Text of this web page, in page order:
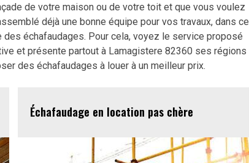
de votre maison ou de votre toit et que vous voulez
déjà une bonne équipe pour vos travaux, dans ce
échafaudages. Pour cela, voyez le service proposé
et présente partout à Lamagistere 82360 ses régions
des échafaudages à louer à un meilleur prix.
Échafaudage en location pas chère